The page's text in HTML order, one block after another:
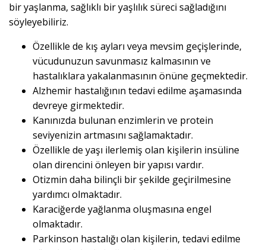
bir yaşlanma, sağlıklı bir yaşlılık süreci sağladığını
söyleyebiliriz.
Özellikle de kış ayları veya mevsim geçişlerinde,
vücudunuzun savunmasız kalmasının ve
hastalıklara yakalanmasının önüne geçmektedir.
Alzhemir hastalığının tedavi edilme aşamasında
devreye girmektedir.
Kanınızda bulunan enzimlerin ve protein
seviyenizin artmasını sağlamaktadır.
Özellikle de yaşı ilerlemiş olan kişilerin insüline
olan direncini önleyen bir yapısı vardır.
Otizmin daha bilinçli bir şekilde geçirilmesine
yardımcı olmaktadır.
Karaciğerde yağlanma oluşmasına engel
olmaktadır.
Parkinson hastalığı olan kişilerin, tedavi edilme